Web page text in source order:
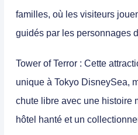
familles, où les visiteurs
guidés par les personnages
Tower of Terror : Cette
unique à Tokyo DisneySea,
chute libre avec une histoire
hôtel hanté et un